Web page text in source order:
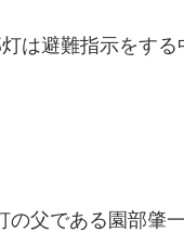
は避難指示をす
父である園部肇